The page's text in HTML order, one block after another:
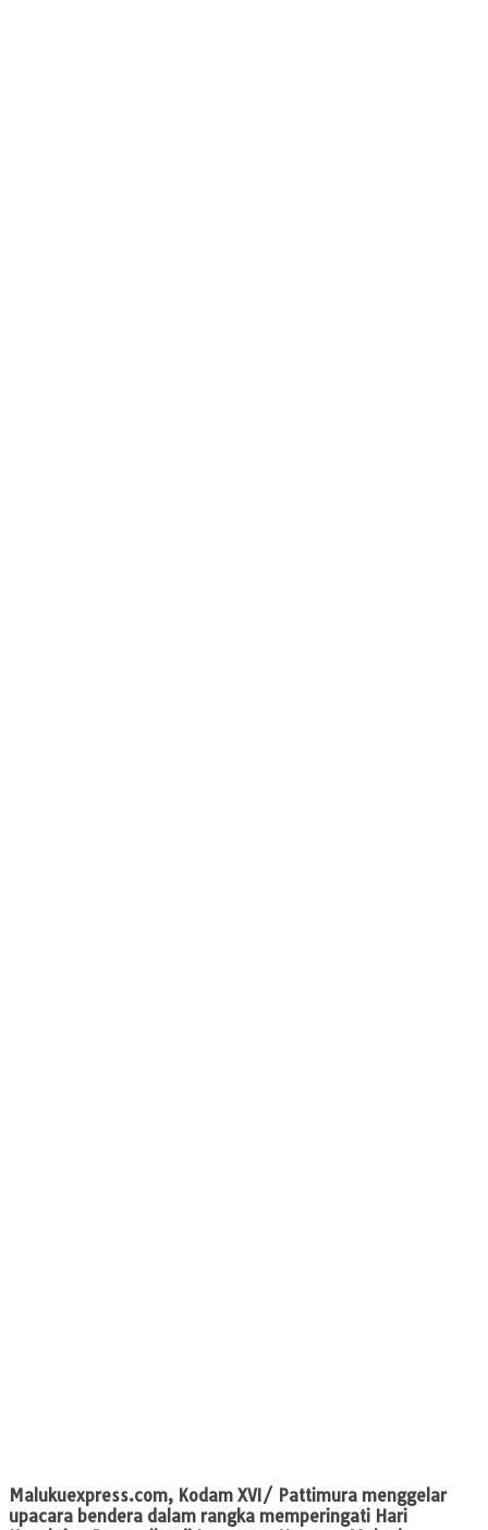
Malukuexpress.com, Kodam XVI/ Pattimura menggelar
upacara bendera dalam rangka memperingati Hari